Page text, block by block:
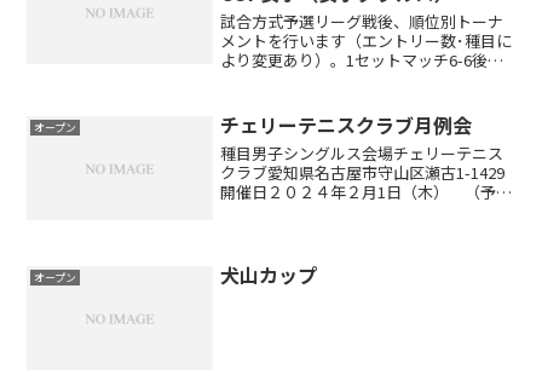
試合方式予選リーグ戦後、順位別トーナ
メントを行います（エントリー数･種目に
より変更あり）。1セットマッチ6-6後タ
車でお越しの方東名高速道路名古屋I.Cよ
り小牧ジャン...
オープン チェリーテニスクラブ月例会
種目男子シングルス会場チェリーテニス
クラブ愛知県名古屋市守山区瀬古1-1429
開催日２０２４年２月1日（木） （予備
793-...
オープン 犬山カップ